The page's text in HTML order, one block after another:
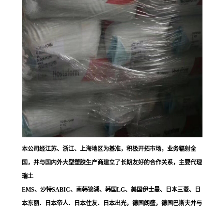
本公司经江苏、浙江、上海地区为基准，积极开拓市场，业务辐射全
国，并与国内外大型塑胶生产商建立了长期友好的合作关系，主要代理
瑞土
EMS、沙特SABIC、南韩锦湖、韩国LG、美国伊士曼、日本三菱、日
本东丽、日本帝人、日本住友、日本出光，德国朗盛，德国巴斯夫并与